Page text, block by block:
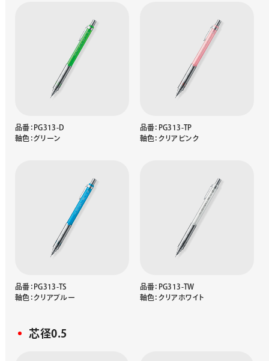
品番：PG313-D
軸色：グリーン
品番：PG313-TP
軸色：クリアピンク
品番：PG313-TS
軸色：クリアブルー
品番：PG313-TW
軸色：クリアホワイト
芯径0.5